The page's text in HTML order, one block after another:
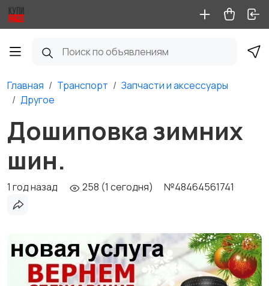
Главная Транспорт
Запчасти и аксессуары
Другое
Дошиповка зимних
шин.
1 год назад 258 (1 сегодня) №48464561741